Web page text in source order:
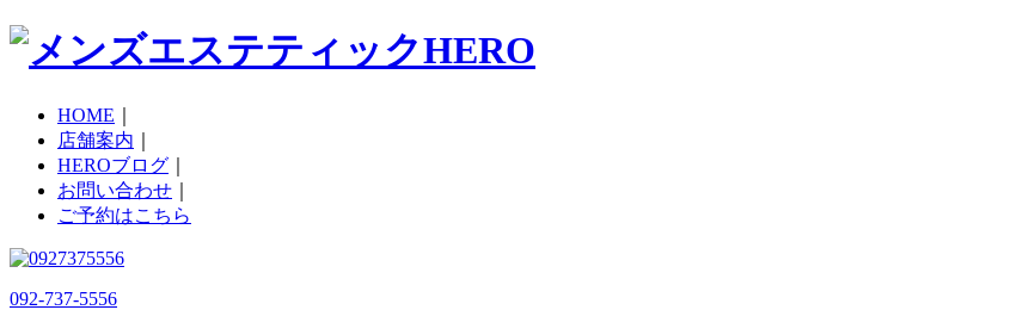
HOME
店舗案内
HEROブログ
お問い合わせ
ご予約はこちら
092-737-5556